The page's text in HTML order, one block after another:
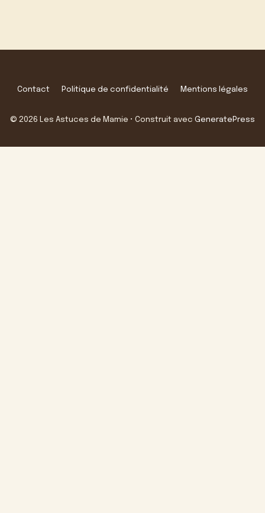
Contact Politique de confidentialité Mentions légales
© 2026 Les Astuces de Mamie • Construit avec GeneratePress